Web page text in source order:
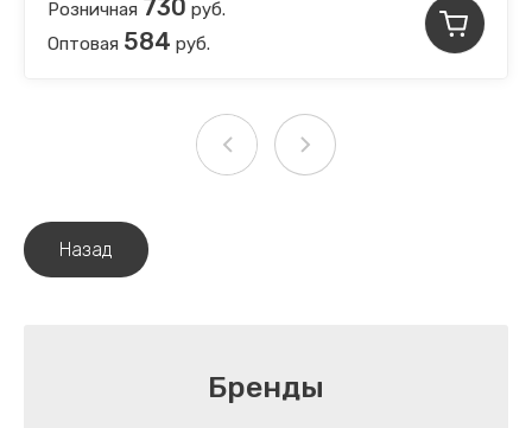
Розничная 730 руб.
Оптовая 584 руб.
Назад
Бренды